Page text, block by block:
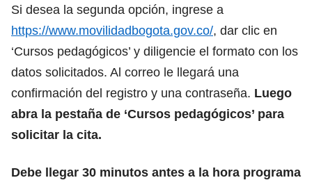
Si desea la segunda opción, ingrese a
https://www.movilidadbogota.gov.co/, dar clic en
‘Cursos pedagógicos’ y diligencie el formato con los
datos solicitados. Al correo le llegará una
confirmación del registro y una contraseña. Luego
abra la pestaña de ‘Cursos pedagógicos’ para
solicitar la cita.
Debe llegar 30 minutos antes a la hora programa